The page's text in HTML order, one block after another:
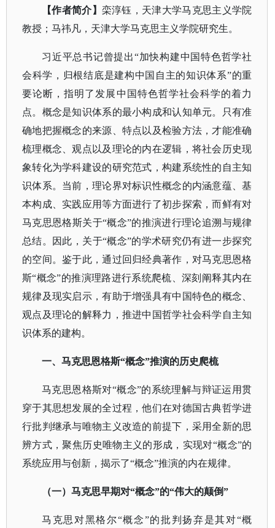
【作者简介】 栾淳钰，天津大学马克思主义学院
教授；马祎凡，天津大学马克思主义学院研究生。
习近平总书记曾提出“加快构建中国特色哲学社
会科学，归根结底是建构中国自主的知识体系”的重
要论断，指明了发展中国特色哲学社会科学的着力
点。概念是知识体系的最小构成和认知单元。只有准
确地把握概念的来源、特点以及检验方法，才能准确
梳理概念、观点以及理论的内在逻辑，将社会历史现
象转化为学科建设的研究范式，构建系统性的自主知
识体系。当前，理论界对标识性概念的内涵意蕴、基
本构成、实践应用等方面进行了初步探索，而鲜有对
马克思恩格斯关于“概念”的推演进行理论追溯与规律
总结。因此，关于“概念”的学术研究仍有进一步探究
的空间。鉴于此，通过回归经典著作，对马克思恩格
斯“概念”的推演理路进行系统爬梳、深刻阐释其内在
规律及现实启示，有助于增强具有中国特色的概念、
观点及理论的解释力，推进中国哲学社会科学自主知
识体系的建构。
一、 马克思恩格斯“概念”推演的历史爬梳
马克思恩格斯对“概念”的系统理解与辩证运用贯
穿于其思想发展的全过程，他们在对德国古典哲学进
行批判继承与唯物主义改造的前提下，采用全新的思
辨方式，聚焦历史唯物主义的形成，实现对“概念”的
系统应用与创新，揭示了“概念”推演的内在规律。
（一）马克思早期对“概念”的“伟大的颠倒”
马克思对黑格尔“概念”的批判扬弃是其对“概